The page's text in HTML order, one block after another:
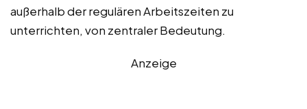
außerhalb der regulären Arbeitszeiten zu
unterrichten, von zentraler Bedeutung.
Anzeige